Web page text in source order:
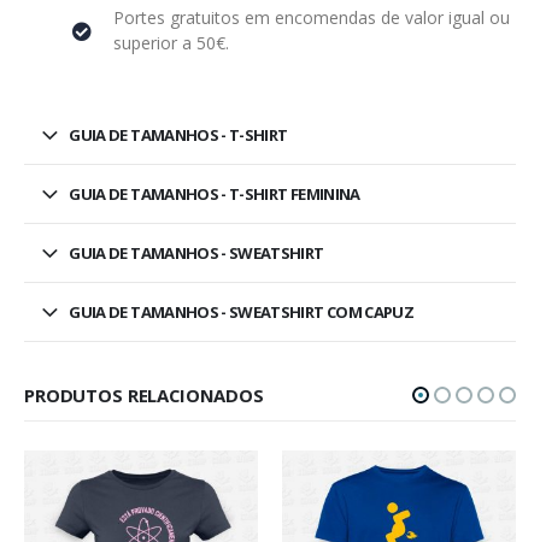
Portes gratuitos em encomendas de valor igual ou
superior a 50€.
GUIA DE TAMANHOS - T-SHIRT
GUIA DE TAMANHOS - T-SHIRT FEMININA
GUIA DE TAMANHOS - SWEATSHIRT
GUIA DE TAMANHOS - SWEATSHIRT COM CAPUZ
PRODUTOS RELACIONADOS